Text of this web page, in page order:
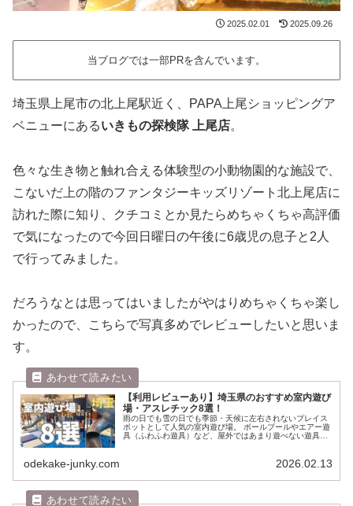
2025.02.01 2025.09.26
当ブログでは一部PRを含んでいます。
埼玉県上尾市の北上尾駅近く、PAPA上尾ショッピングア
ベニューにあるいきもの探検隊 上尾店。
色々な生き物と触れ合える体験型の小動物園的な施設で、
こないだ上の階のファンタジーキッズリゾート北上尾店に
訪れた際に知り、クチコミとか見たらめちゃくちゃ高評価
で気になったので今回日曜日の午後に6歳児の息子と2人
で行ってみました。
だろうなとは思ってはいましたがやはりめちゃくちゃ楽し
かったので、こちらで写真多めでレビューしたいと思いま
す。
【利用レビューあり】埼玉県のおすすめ室内遊び
場・アスレチック8選！
雨の日でも雪の日でも季節・天候に左右されないプレイス
ポットとして人気の室内遊び場。 ボールプールやエアー遊
具（ふわふわ遊具）など、屋外ではあまり遊べない遊具が
odekake-junky.com 2026.02.13